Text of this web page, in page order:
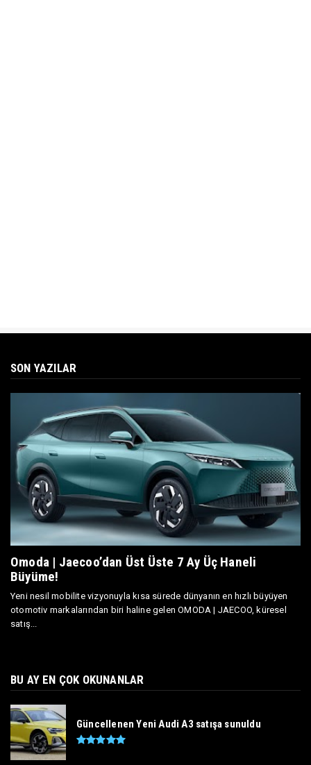
SON YAZILAR
Omoda | Jaecoo’dan Üst Üste 7 Ay Üç Haneli
Büyüme!
Yeni nesil mobilite vizyonuyla kısa sürede dünyanın en hızlı büyüyen
otomotiv markalarından biri haline gelen OMODA | JAECOO, küresel
satış...
BU AY EN ÇOK OKUNANLAR
Güncellenen Yeni Audi A3 satışa sunuldu